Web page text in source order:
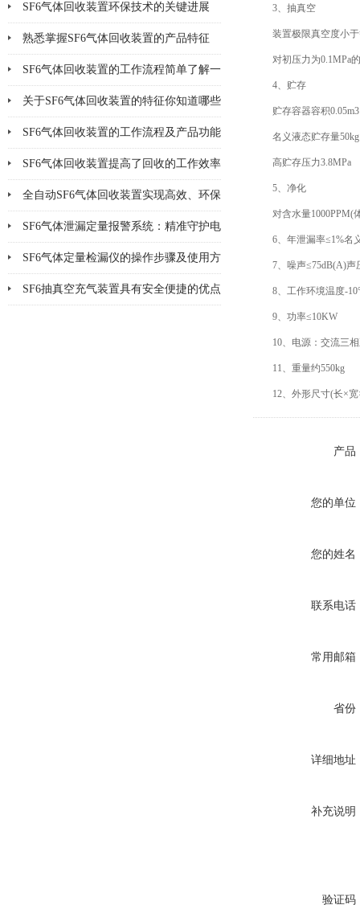
SF6气体回收装置环保技术的关键进展
熟悉掌握SF6气体回收装置的产品特征
SF6气体回收装置的工作流程简单了解一
下
关于SF6气体回收装置的特征你知道哪些
SF6气体回收装置的工作流程及产品功能
说明
SF6气体回收装置提高了回收的工作效率
全自动SF6气体回收装置实现高效、环保
的SF6气体回收
SF6气体泄漏定量报警系统：精准守护电
气安全
SF6气体定量检漏仪的操作步骤及使用方
法说明
SF6抽真空充气装置具有安全便捷的优点
3、抽真空
装置极限真空度小于
对初压力为0.1MPa的
4、贮存
贮存容器容积0.05m3
名义液态贮存量50kg
高贮存压力3.8MPa
5、净化
对含水量1000PPM(体
6、年泄漏率≤1%名
7、噪声≤75dB(A)声
8、工作环境温度-
9、功率≤10KW
10、电源：交流三相
11、重量约550kg
12、外形尺寸(长×宽×
产品
您的单位
您的姓名
联系电话
常用邮箱
省份
详细地址
补充说明
验证码